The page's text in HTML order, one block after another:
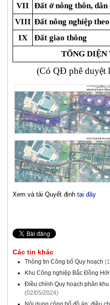
VII
Đất ở nông thôn,
VIII Đất nông nghiệp
IX
Đất giao thông
TỔNG
(Có QĐ phê duyệt
Xem và tải Quyết định tại đây
Các tin khác
Thông tin Công bố Quy hoạch
Khu Công nghiệp Bắc Đồng
Điều chỉnh Quy hoạch phân
(02/05/2024)